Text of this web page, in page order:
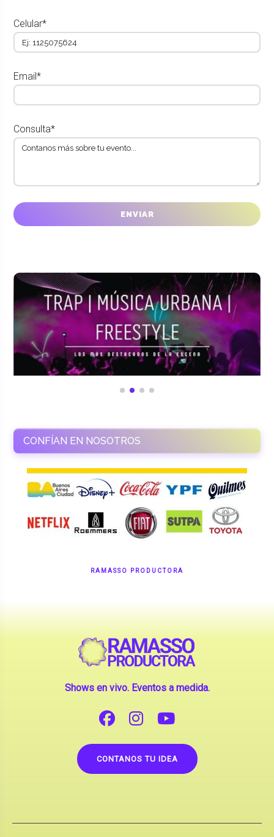
Celular*
Email*
Consulta*
CONFÍAN EN NOSOTROS
RAMASSO PRODUCTORA
Shows en vivo. Eventos a medida.
CONTANOS TU IDEA